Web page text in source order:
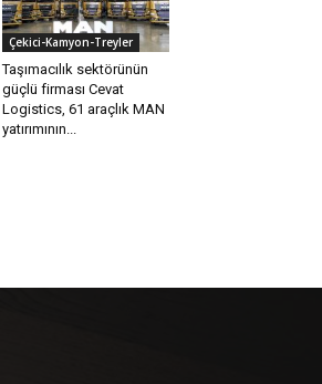
Çekici-Kamyon-Treyler
Taşımacılık sektörünün
güçlü firması Cevat
Logistics, 61 araçlık MAN
yatırımının...